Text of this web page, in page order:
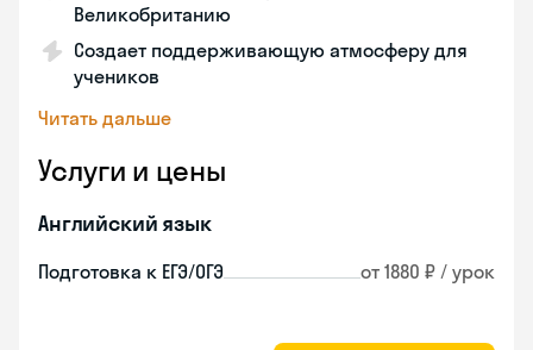
Великобританию
Создает поддерживающую атмосферу для
учеников
Читать дальше
Услуги и цены
Английский язык
Подготовка к ЕГЭ/ОГЭ от 1880 ₽ / урок